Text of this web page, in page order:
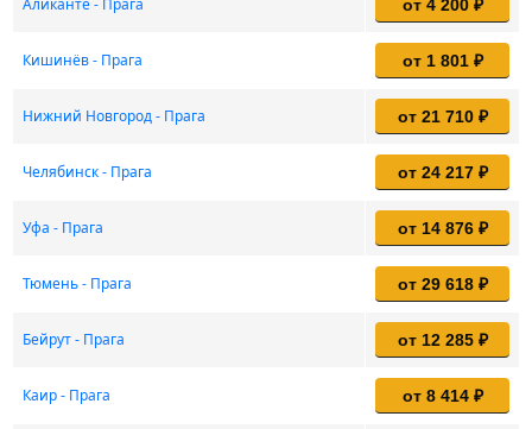
Аликанте - Прага от 4 200 ₽
Кишинёв - Прага от 1 801 ₽
Нижний Новгород - Прага от 21 710 ₽
Челябинск - Прага от 24 217 ₽
Уфа - Прага от 14 876 ₽
Тюмень - Прага от 29 618 ₽
Бейрут - Прага от 12 285 ₽
Каир - Прага от 8 414 ₽